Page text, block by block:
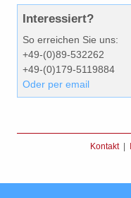
Interessiert?
So erreichen Sie uns:
+49-(0)89-532262
+49-(0)179-5119884
Oder per email
Kontakt|